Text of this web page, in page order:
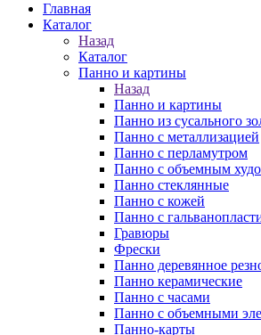
Главная
Каталог
Назад
Каталог
Панно и картины
Назад
Панно и картины
Панно из сусального
Панно с металлизацией
Панно с перламутром
Панно с объемным
Панно стеклянные
Панно с кожей
Панно с
Гравюры
Фрески
Панно деревянное
Панно керамические
Панно с часами
Панно с объемными
Панно-карты